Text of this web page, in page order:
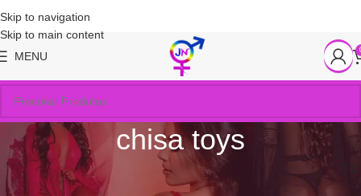
Skip to navigation
Skip to main content
MENU
chisa toys
Início Produtos marcados com a tag “chisa toys”